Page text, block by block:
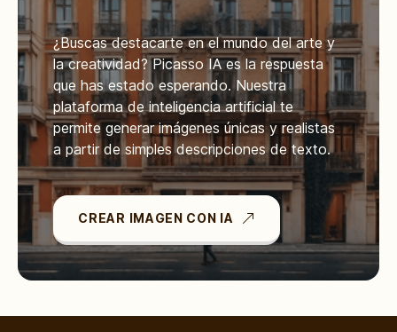
¿Buscas destacarte en el mundo del arte y
la creatividad? Picasso IA es la respuesta
que has estado esperando. Nuestra
plataforma de inteligencia artificial te
permite generar imágenes únicas y realistas
a partir de simples descripciones de texto.
CREAR IMAGEN CON IA